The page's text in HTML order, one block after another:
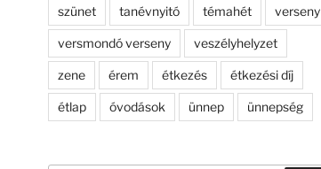
szünet tanévnyitó témahét verseny
versmondó verseny veszélyhelyzet
zene érem étkezés étkezési díj
étlap óvodások ünnep ünnepség